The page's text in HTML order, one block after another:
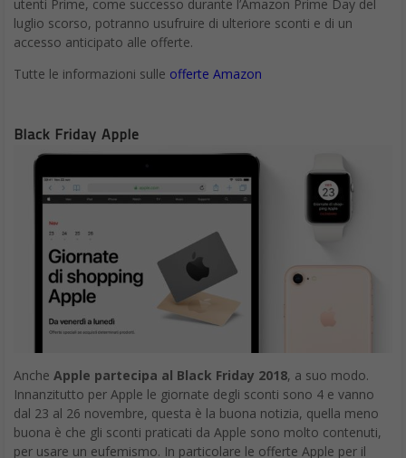
utenti Prime, come successo durante l’Amazon Prime Day del
luglio scorso, potranno usufruire di ulteriore sconti e di un
accesso anticipato alle offerte.
Tutte le informazioni sulle offerte Amazon
Black Friday Apple
Anche Apple partecipa al Black Friday 2018, a suo modo.
Innanzitutto per Apple le giornate degli sconti sono 4 e vanno
dal 23 al 26 novembre, questa è la buona notizia, quella meno
buona è che gli sconti praticati da Apple sono molto contenuti,
per usare un eufemismo. In particolare le offerte Apple per il